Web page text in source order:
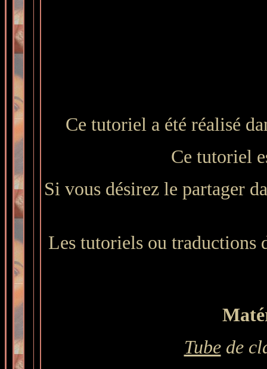
Ce tutoriel a été réalisé
Ce tutoriel
Si vous désirez le partager
Les tutoriels ou traductions
Tube de